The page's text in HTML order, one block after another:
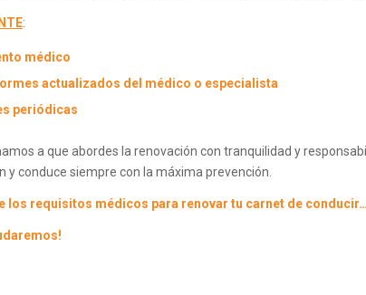
:
médico
actualizados del médico o especialista
periódicas
a que abordes la renovación con tranquilidad y
y conduce siempre con la máxima prevención.
los requisitos médicos para renovar tu carnet de conducir…